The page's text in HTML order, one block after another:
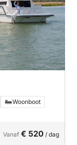
Woonboot
Vanaf € 520 / dag